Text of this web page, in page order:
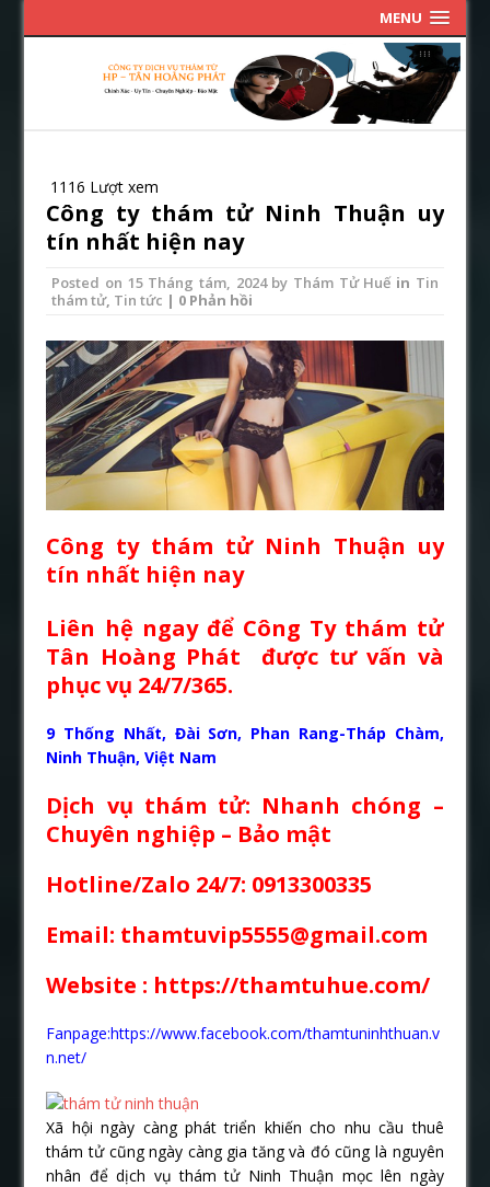
MENU
1116 Lượt xem
Công ty thám tử Ninh Thuận uy
tín nhất hiện nay
Posted on 15 Tháng tám, 2024by Thám Tử Huếin Tin
thám tử, Tin tức | 0 Phản hồi
Công ty thám tử Ninh Thuận uy
tín nhất hiện nay
Liên hệ ngay để Công Ty thám tử
Tân Hoàng Phát được tư vấn và
phục vụ 24/7/365.
9 Thống Nhất, Đài Sơn, Phan Rang-Tháp Chàm,
Ninh Thuận, Việt Nam
Dịch vụ thám tử: Nhanh chóng –
Chuyên nghiệp – Bảo mật
Hotline/Zalo 24/7: 0913300335
Email: thamtuvip5555@gmail.com
Website : https://thamtuhue.com/
Fanpage:https://www.facebook.com/thamtuninhthuan.v
n.net/
Xã hội ngày càng phát triển khiến cho nhu cầu thuê
thám tử cũng ngày càng gia tăng và đó cũng là nguyên
nhân để dịch vụ thám tử Ninh Thuận mọc lên ngày